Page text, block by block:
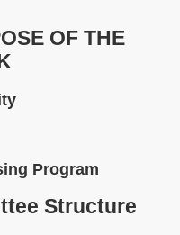
OF THE
Program
Structure